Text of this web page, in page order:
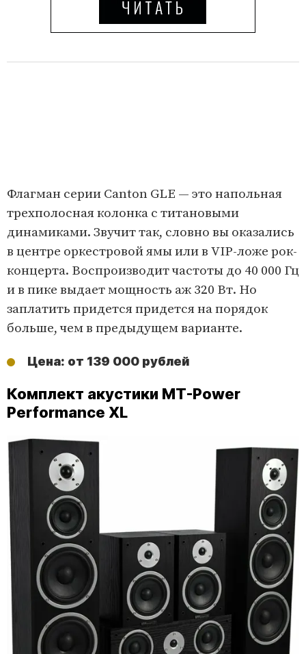
Флагман серии Canton GLE — это напольная
трехполосная колонка с титановыми
динамиками. Звучит так, словно вы оказались
в центре оркестровой ямы или в VIP-ложе рок-
концерта. Воспроизводит частоты до 40 000 Гц
и в пике выдает мощность аж 320 Вт. Но
заплатить придется придется на порядок
больше, чем в предыдущем варианте.
Цена: от 139 000 рублей
Комплект акустики MT-Power
Performance XL